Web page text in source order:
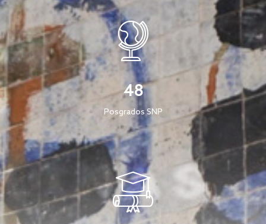
48
Posgrados SNP